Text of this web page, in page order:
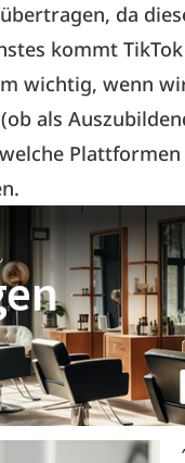
da
kommt
wichtig, wenn
als